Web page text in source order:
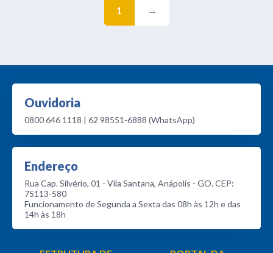
1 →
Ouvidoria
0800 646 1118 | 62 98551-6888 (WhatsApp)
Endereço
Rua Cap. Silvério, 01 - Vila Santana, Anápolis - GO. CEP:
75113-580
Funcionamento de Segunda a Sexta das 08h às 12h e das
14h às 18h